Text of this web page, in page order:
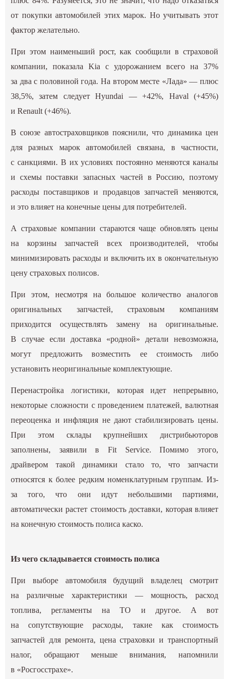
от покупки автомобилей этих марок. Но учитывать этот
фактор желательно.
При этом наименьший рост, как сообщили в страховой
компании, показала Kia с удорожанием всего на 37%
за два с половиной года. На втором месте «Лада» — плюс
38,5%, затем следует Hyundai — +42%, Haval (+45%)
и Renault (+46%).
В союзе автостраховщиков пояснили, что динамика цен
для разных марок автомобилей связана, в частности,
с санкциями. В их условиях постоянно меняются каналы
и схемы поставки запасных частей в Россию, поэтому
расходы поставщиков и продавцов запчастей меняются,
и это влияет на конечные цены для потребителей.
А страховые компании стараются чаще обновлять цены
на корзины запчастей всех производителей, чтобы
минимизировать расходы и включить их в окончательную
цену страховых полисов.
При этом, несмотря на большое количество аналогов
оригинальных запчастей, страховым компаниям
приходится осуществлять замену на оригинальные.
В случае если доставка «родной» детали невозможна,
могут предложить возместить ее стоимость либо
установить неоригинальные комплектующие.
Перенастройка логистики, которая идет непрерывно,
некоторые сложности с проведением платежей, валютная
переоценка и инфляция не дают стабилизировать цены.
При этом склады крупнейших дистрибьюторов
заполнены, заявили в Fit Service. Помимо этого,
драйвером такой динамики стало то, что запчасти
относятся к более редким номенклатурным группам. Из-
за того, что они идут небольшими партиями,
автоматически растет стоимость доставки, которая влияет
на конечную стоимость полиса каско.
Из чего складывается стоимость полиса
При выборе автомобиля будущий владелец смотрит
на различные характеристики — мощность, расход
топлива, регламенты на ТО и другое. А вот
на сопутствующие расходы, такие как стоимость
запчастей для ремонта, цена страховки и транспортный
налог, обращают меньше внимания, напомнили
в «Росгосстрахе».